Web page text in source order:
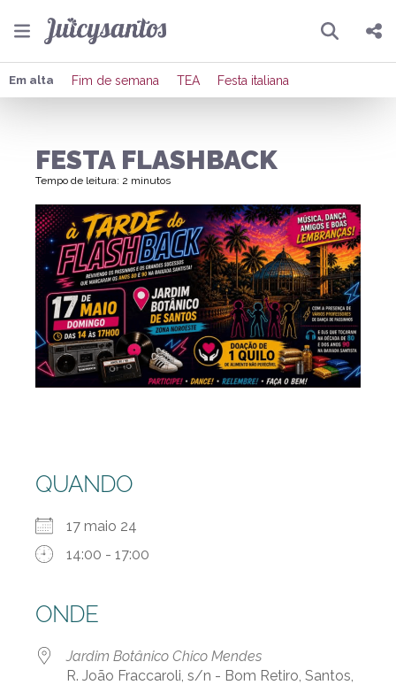
Pesquisar
Compartilhar
Enviar por Whatsapp
Publicar no Facebook
Publicar no X
Em alta Fim de semana TEA Festa italiana
FESTA FLASHBACK
Tempo de leitura: 2 minutos
QUANDO
17 maio 24
14:00 - 17:00
ONDE
Jardim Botânico Chico Mendes
R. João Fraccaroli, s/n - Bom Retiro, Santos,